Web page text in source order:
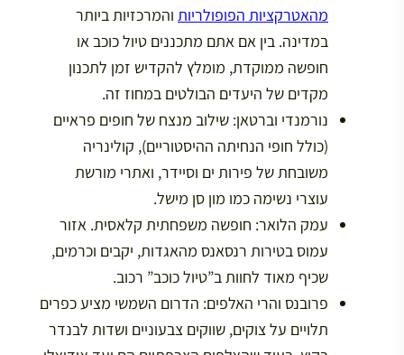
מהאטרקציות הפופולריות והמרכזיות ביותר
במדינה. בין אם אתם מתכננים טיול כוכב או
חופשה ממוקדת, מומלץ להקדיש זמן לתכנון
מקדים של היעדים הבולטים במחוז זה.
נורמנדי וברטאן: שילוב מנצח של חופים פראיים
(כולל חופי הנחיתה ההיסטוריים), קולינריה
משובחת של פירות ים וסיידר, ואתרי מורשת
עוצרי נשימה כמו מון סן מישל.
עמק הלואר: חופשה משפחתית קלאסית. אזור
עמוס בטירות רנסאנס מהאגדות, יקבים וכרמים,
שכיף מאוד לחוות ב”טיול כוכב” רכוב.
פרובנס והרי האלפים: הדרום השמשי מציע כפרים
תלויים על צוקים, שווקים צבעוניים ושדות לבנדר